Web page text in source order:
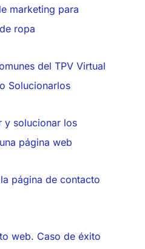
marketing para
ropa
del TPV Virtual
Solucionarlos
y solucionar los
página web
página de contacto
web. Caso de éxito